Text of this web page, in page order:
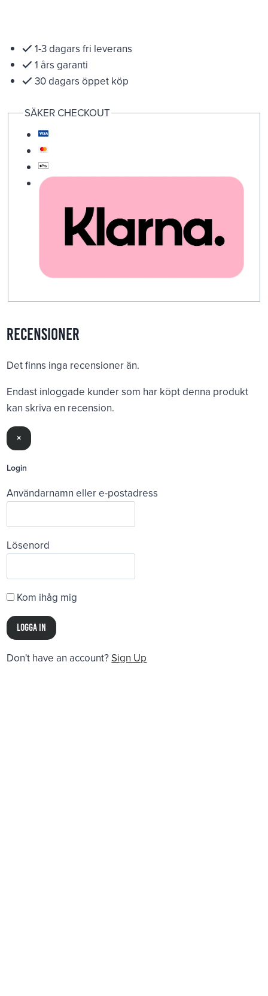
1-3 dagars fri leverans
1 års garanti
30 dagars öppet köp
SÄKER CHECKOUT
Recensioner
Det finns inga recensioner än.
Endast inloggade kunder som har köpt denna produkt
kan skriva en recension.
×
Login
Användarnamn eller e-postadress
Lösenord
Kom ihåg mig
Don't have an account? Sign Up